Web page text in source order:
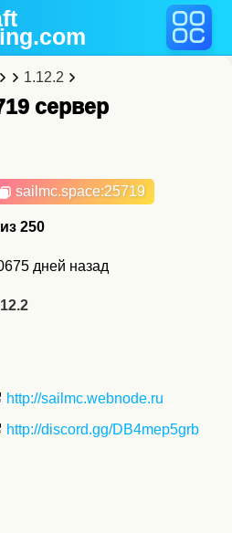
.com
1.12.2
cервер
sailmc.space:25719
250
дней назад
http://sailmc.webnode.ru
http://discord.gg/DB4mep5grb